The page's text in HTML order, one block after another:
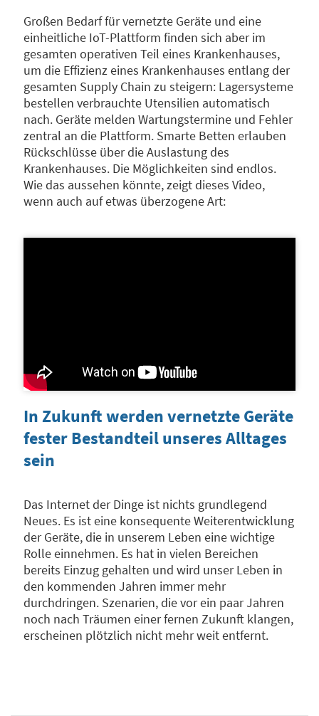
Großen Bedarf für vernetzte Geräte und eine
einheitliche IoT-Plattform finden sich aber im
gesamten operativen Teil eines Krankenhauses,
um die Effizienz eines Krankenhauses entlang der
gesamten Supply Chain zu steigern: Lagersysteme
bestellen verbrauchte Utensilien automatisch
nach. Geräte melden Wartungstermine und Fehler
zentral an die Plattform. Smarte Betten erlauben
Rückschlüsse über die Auslastung des
Krankenhauses. Die Möglichkeiten sind endlos.
Wie das aussehen könnte, zeigt dieses Video,
wenn auch auf etwas überzogene Art:
In Zukunft werden vernetzte Geräte
fester Bestandteil unseres Alltages
sein
Das Internet der Dinge ist nichts grundlegend
Neues. Es ist eine konsequente Weiterentwicklung
der Geräte, die in unserem Leben eine wichtige
Rolle einnehmen. Es hat in vielen Bereichen
bereits Einzug gehalten und wird unser Leben in
den kommenden Jahren immer mehr
durchdringen. Szenarien, die vor ein paar Jahren
noch nach Träumen einer fernen Zukunft klangen,
erscheinen plötzlich nicht mehr weit entfernt.